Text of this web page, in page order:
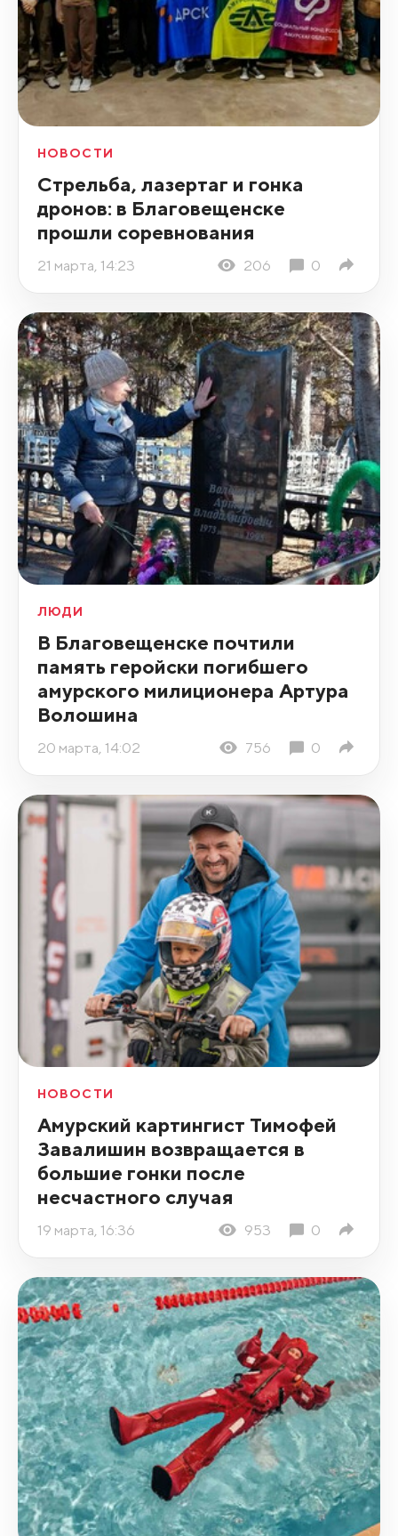
НОВОСТИ
Стрельба, лазертаг и гонка
дронов: в Благовещенске
прошли соревнования
21 марта, 14:23 206 0
ЛЮДИ
В Благовещенске почтили
память геройски погибшего
амурского милиционера Артура
Волошина
20 марта, 14:02 756 0
НОВОСТИ
Амурский картингист Тимофей
Завалишин возвращается в
большие гонки после
несчастного случая
19 марта, 16:36 953 0